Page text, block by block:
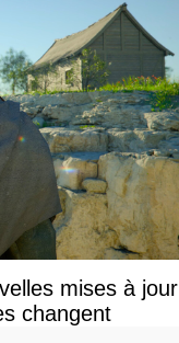
mises à jour
changent